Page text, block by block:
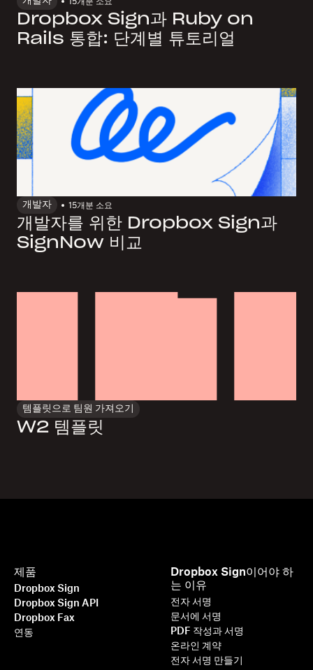
Dropbox Sign과 Ruby on
Rails 통합: 단계별 튜토리얼
개발자 15개 분 소요
개발자를 위한 Dropbox Sign과
SignNow 비교
템플릿으로 팀원 가져오기
W2 템플릿
제품
Dropbox Sign
Dropbox Sign API
Dropbox Fax
연동
Dropbox Sign이어야 하
는 이유
전자 서명
문서에 서명
PDF 작성과 서명
온라인 계약
전자 서명 만들기